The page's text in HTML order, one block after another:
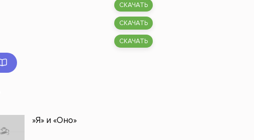
СКАЧАТЬ
СКАЧАТЬ
СКАЧАТЬ
»Я» и «Оно»